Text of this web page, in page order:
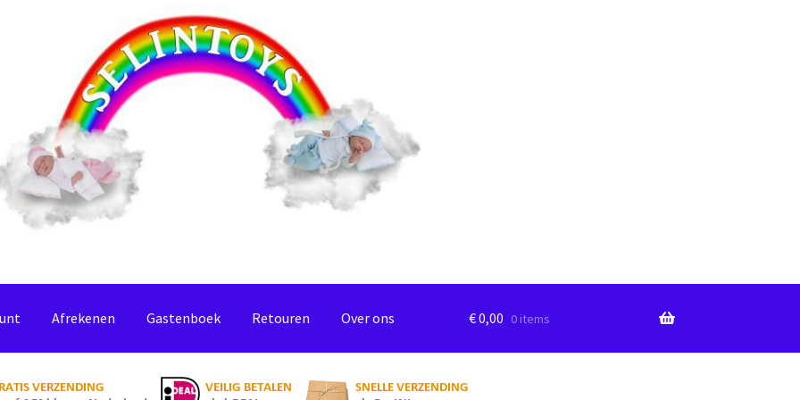
Afrekenen Gastenboek Retouren Over ons €0,00 0 items